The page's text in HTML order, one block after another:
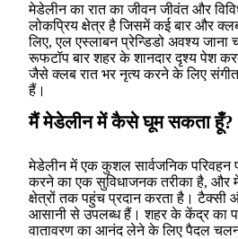
मेडेलीन का रात का जीवन जीवंत और
लोकप्रिय क्षेत्र है जिसमें कई बार और
लिए, एल एस्लाबन प्रेन्डिडो अवश्य जाना
रूफटॉप बार शहर के शानदार दृश्य पेश
जैसे क्लब रात भर नृत्य करने के लिए
हैं।
मैं मेडेलीन में कैसे घूम सकता हूँ?
मेडेलीन में एक कुशल सार्वजनिक परिवहन
करने का एक सुविधाजनक तरीका है, और
क्षेत्रों तक पहुंच प्रदान करता है। टैक्सी
आसानी से उपलब्ध हैं। शहर के केंद्र का
वातावरण का आनंद लेने के लिए पैदल